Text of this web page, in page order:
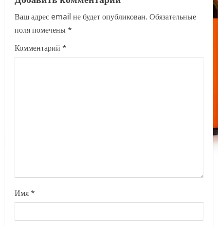
v
i
g
Ваш адрес email не будет опубликован. Обязательные
поля помечены*
Комментарий *
Имя*